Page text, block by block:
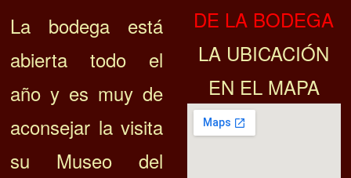
La bodega está
abierta todo el
año y es muy de
aconsejar la visita
su Museo del
DE LA BODEGA
LA UBICACIÓN
EN EL MAPA